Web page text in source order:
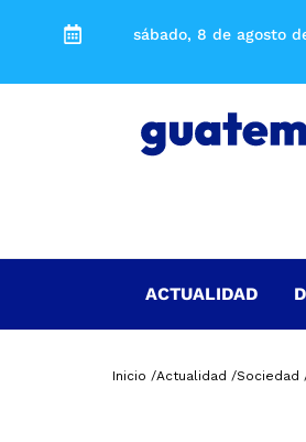
sábado, 8 de agosto
ACTUALIDAD
Inicio /Actualidad /Sociedad